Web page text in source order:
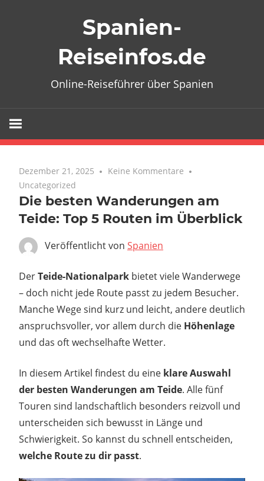
Spanien-
Reiseinfos.de
Online-Reiseführer über Spanien
Dezember 21, 2025
Keine Kommentare
Uncategorized
Die besten Wanderungen am
Teide: Top 5 Routen im Überblick
Veröffentlicht von Spanien
DerTeide-Nationalpark bietet viele Wanderwege
– doch nicht jede Route passt zu jedem Besucher.
Manche Wege sind kurz und leicht, andere deutlich
anspruchsvoller, vor allem durch die Höhenlage
und das oft wechselhafte Wetter.
In diesem Artikel findest du eine klare Auswahl
der besten Wanderungen am Teide. Alle fünf
Touren sind landschaftlich besonders reizvoll und
unterscheiden sich bewusst in Länge und
Schwierigkeit. So kannst du schnell entscheiden,
welche Route zu dir passt.